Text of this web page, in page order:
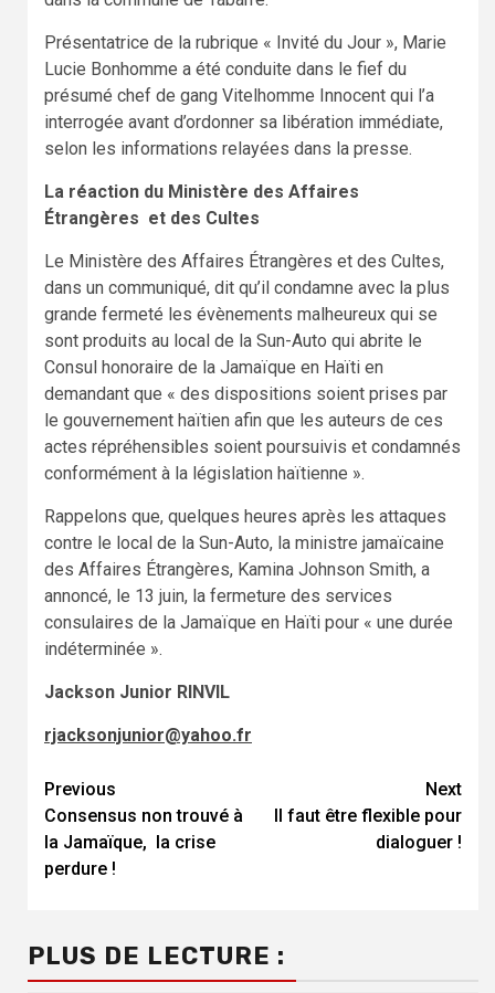
Présentatrice de la rubrique « Invité du Jour », Marie
Lucie Bonhomme a été conduite dans le fief du
présumé chef de gang Vitelhomme Innocent qui l’a
interrogée avant d’ordonner sa libération immédiate,
selon les informations relayées dans la presse.
La réaction du Ministère des Affaires
Étrangères et des Cultes
Le Ministère des Affaires Étrangères et des Cultes,
dans un communiqué, dit qu’il condamne avec la plus
grande fermeté les évènements malheureux qui se
sont produits au local de la Sun-Auto qui abrite le
Consul honoraire de la Jamaïque en Haïti en
demandant que « des dispositions soient prises par
le gouvernement haïtien afin que les auteurs de ces
actes répréhensibles soient poursuivis et condamnés
conformément à la législation haïtienne ».
Rappelons que, quelques heures après les attaques
contre le local de la Sun-Auto, la ministre jamaïcaine
des Affaires Étrangères, Kamina Johnson Smith, a
annoncé, le 13 juin, la fermeture des services
consulaires de la Jamaïque en Haïti pour « une durée
indéterminée ».
Jackson Junior RINVIL
rjacksonjunior@yahoo.fr
Continue
Reading
Previous
Consensus non trouvé à
la Jamaïque, la crise
perdure !
Next
Il faut être flexible pour
dialoguer !
PLUS DE LECTURE :